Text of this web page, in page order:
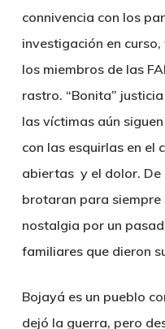
connivencia con los
investigación en
los miembros de las
rastro. “Bonita”
las víctimas aún
con las esquirlas en el
abiertas y el dolor. De
brotaran para
nostalgia por un
familiares que dieron
Bojayá es un pueblo
dejó la guerra, pero